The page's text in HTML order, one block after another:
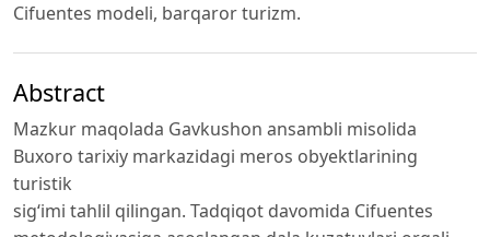
Cifuentes modeli, barqaror turizm.
Abstract
Mazkur maqolada Gavkushon ansambli misolida
Buxoro tarixiy markazidagi meros obyektlarining
turistik
sigʻimi tahlil qilingan. Tadqiqot davomida Cifuentes